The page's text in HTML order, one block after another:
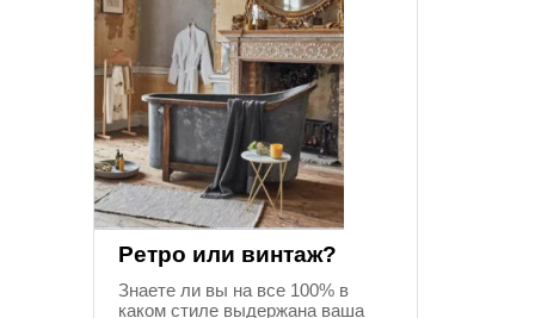
Ретро или винтаж?
Знаете ли вы на все 100% в
каком стиле выдержана ваша